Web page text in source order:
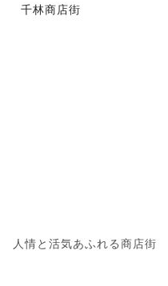
千林商店街
人情と活気あふれる商店街